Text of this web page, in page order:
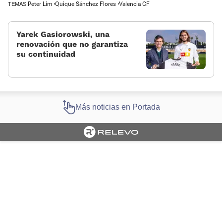
TEMAS: Peter Lim Quique Sánchez Flores Valencia CF
Yarek Gasiorowski, una
renovación que no garantiza
su continuidad
Más noticias en Portada